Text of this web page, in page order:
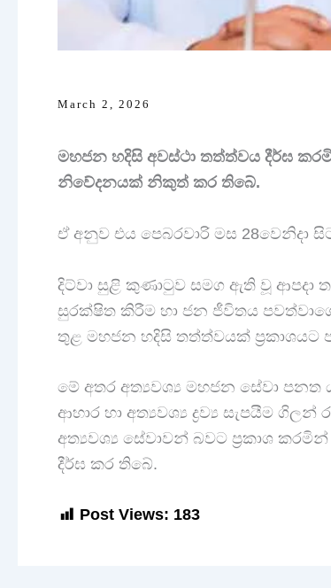
March 2, 2026
මහජන හදිසි අවස්ථා තත්ත්වය දීර්ඝ
නිවේදනයක් නිකුත් කර තිබේ.
ඒ අනුව එය පෙබරවාරි මස 28වෙනිදා
දිට්වා සුළි කුණාටුව සමග ඇති වූ ආපදා
සුරක්ෂිත කිරීම හා ජන ජීවිතය
තුළ මහජන හදිසි තත්ත්වයක් ප්‍රකාශයට
මේ අතර අත්‍යවශ්‍ය මහජන සේවා පනත
ආහාර හා අත්‍යවශ්‍ය ද්‍රව්‍ය සැපයීම
අත්‍යවශ්‍ය සේවාවන් බවට ප්‍රකාශ
දීර්ඝ කර තිබේ.
Post Views: 183